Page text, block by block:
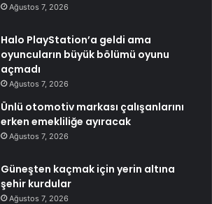
Ağustos 7, 2026
Halo PlayStation’a geldi ama
oyuncuların büyük bölümü oyunu
açmadı
Ağustos 7, 2026
Ünlü otomotiv markası çalışanlarını
erken emekliliğe ayıracak
Ağustos 7, 2026
Güneşten kaçmak için yerin altına
şehir kurdular
Ağustos 7, 2026